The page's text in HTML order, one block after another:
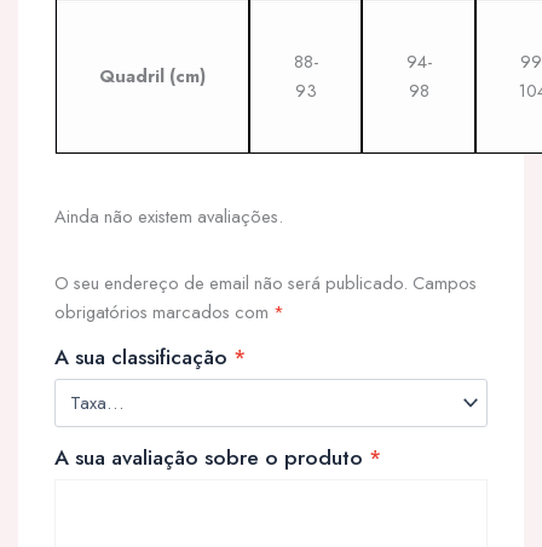
Quadril (cm)
88-
93
94-
98
Ainda não existem avaliações.
O seu endereço de email não será publicado. Campos
obrigatórios marcados com *
A sua classificação *
A sua avaliação sobre o produto *